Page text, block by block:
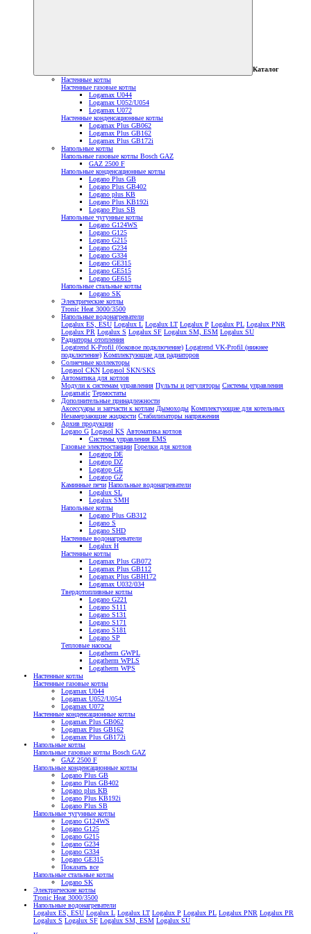
Каталог
Настенные котлы
Настенные газовые котлы
Logamax U044
Logamax U052/U054
Logamax U072
Настенные конденсационные котлы
Logamax Plus GB062
Logamax Plus GB162
Logamax Plus GB172i
Напольные котлы
Напольные газовые котлы Bosch GAZ
GAZ 2500 F
Напольные конденсационные котлы
Logano Plus GB
Logano Plus GB402
Logano plus KB
Logano Plus KB192i
Logano Plus SB
Напольные чугунные котлы
Logano G124WS
Logano G125
Logano G215
Logano G234
Logano G334
Logano GE315
Logano GE515
Logano GE615
Напольные стальные котлы
Logano SK
Электрические котлы
Tronic Heat 3000/3500
Напольные водонагреватели
Logalux ES, ESU Logalux L Logalux LT Logalux P Logalux PL Logalux PNR
Logalux PR Logalux S Logalux SF Logalux SM, ESM Logalux SU
Радиаторы отопления
Logatrend K-Profil (боковое подключение) Logatrend VK-Profil (нижнее
подключение) Комплектующие для радиаторов
Солнечные коллекторы
Logasol CKN Logasol SKN/SKS
Автоматика для котлов
Модули к системам управления Пульты и регуляторы Системы управления
Logamatic Термостаты
Дополнительные принадлежности
Аксессуары и запчасти к котлам Дымоходы Комплектующие для котельных
Незамерзающие жидкости Стабилизаторы напряжения
Архив продукции
Logano G Logasol KS Автоматика котлов
Системы управления EMS
Газовые электростанции Горелки для котлов
Logatop DE
Logatop DZ
Logatop GE
Logatop GZ
Каминные печи Напольные водонагреватели
Logalux SL
Logalux SMH
Напольные котлы
Logano Plus GB312
Logano S
Logano SHD
Настенные водонагреватели
Logalux H
Настенные котлы
Logamax Plus GB072
Logamax Plus GB112
Logamax Plus GBH172
Logamax U032/034
Твердотопливные котлы
Logano G221
Logano S111
Logano S131
Logano S171
Logano S181
Logano SP
Тепловые насосы
Logatherm GWPL
Logatherm WPLS
Logatherm WPS
Настенные котлы
Настенные газовые котлы
Logamax U044
Logamax U052/U054
Logamax U072
Настенные конденсационные котлы
Logamax Plus GB062
Logamax Plus GB162
Logamax Plus GB172i
Напольные котлы
Напольные газовые котлы Bosch GAZ
GAZ 2500 F
Напольные конденсационные котлы
Logano Plus GB
Logano Plus GB402
Logano plus KB
Logano Plus KB192i
Logano Plus SB
Напольные чугунные котлы
Logano G124WS
Logano G125
Logano G215
Logano G234
Logano G334
Logano GE315
Показать все
Напольные стальные котлы
Logano SK
Электрические котлы
Tronic Heat 3000/3500
Напольные водонагреватели
Logalux ES, ESU Logalux L Logalux LT Logalux P Logalux PL Logalux PNR Logalux PR
Logalux S Logalux SF Logalux SM, ESM Logalux SU